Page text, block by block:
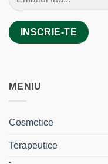
MENIU
Cosmetice
Terapeutice